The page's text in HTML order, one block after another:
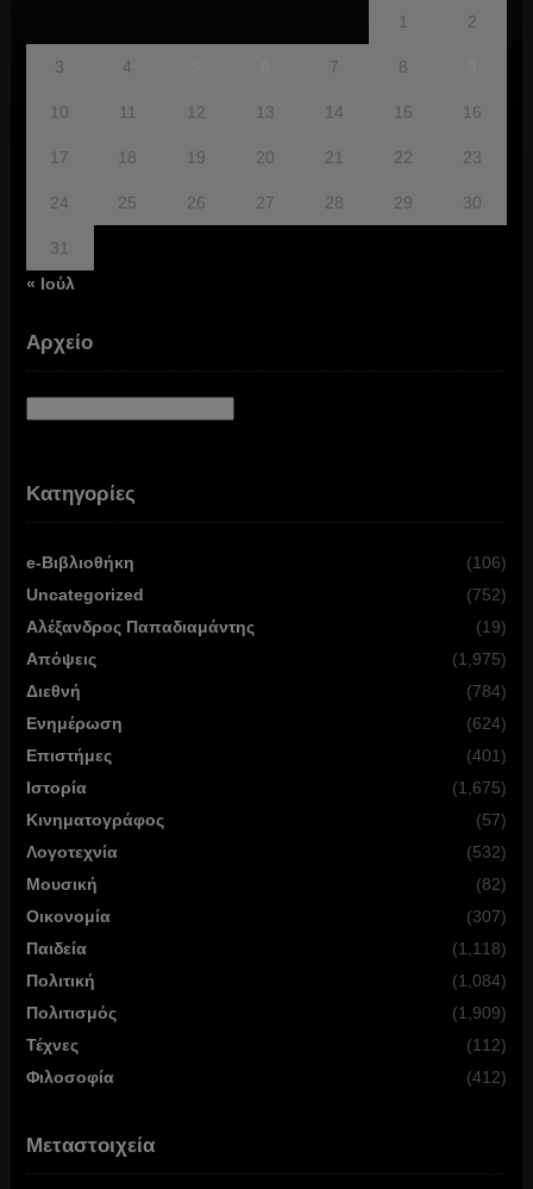
1 2
3 4 7 8
10 11 12 13 14 15 16
17 18 19 20 21 22 23
24 25 26 27 28 29 30
31
« Ιούλ
Αρχείο
Κατηγορίες
e-Βιβλιοθήκη
(106)
Uncategorized
(752)
Αλέξανδρος Παπαδιαμάντης
(19)
Απόψεις
(1,975)
Διεθνή
(784)
Ενημέρωση
(624)
Επιστήμες
(401)
Ιστορία
(1,675)
Κινηματογράφος
(57)
Λογοτεχνία
(532)
Μουσική
(82)
Οικονομία
(307)
Παιδεία
(1,118)
Πολιτική
(1,084)
Πολιτισμός
(1,909)
Τέχνες
(112)
Φιλοσοφία
(412)
Μεταστοιχεία